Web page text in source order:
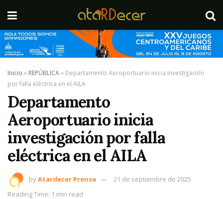
Inicio » REPÚBLICA» Departamento Aeroportuario inicia investigación
por falla eléctrica en el AILA
Departamento
Aeroportuario inicia
investigación por falla
eléctrica en el AILA
byAtardecer Prensa
21 de septiembre de 2025
Reading Time: 1 min read